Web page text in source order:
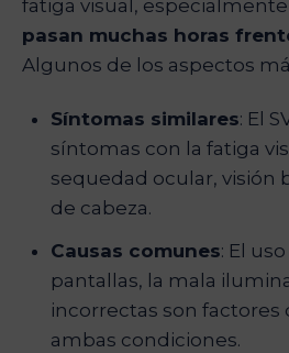
fatiga visual,
pasan muchas horas
Algunos de los aspectos
Síntomas similares: El
síntomas con la fatiga
sequedad ocular, visión
de cabeza.
Causas comunes: El
pantallas, la mala
incorrectas son factores
ambas condiciones.